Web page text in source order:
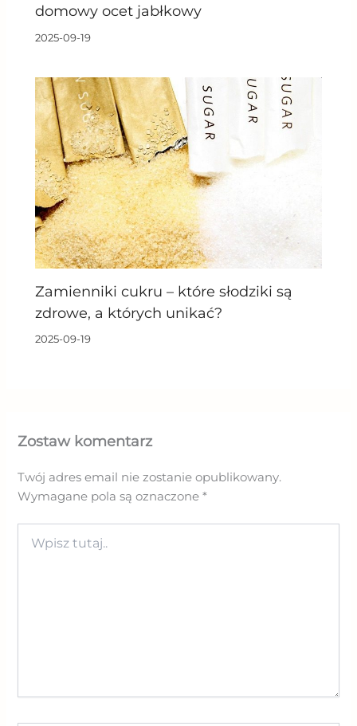
domowy ocet jabłkowy
2025-09-19
Zamienniki cukru – które słodziki są
zdrowe, a których unikać?
2025-09-19
Zostaw komentarz
Twój adres email nie zostanie opublikowany.
Wymagane pola są oznaczone*
tutaj..